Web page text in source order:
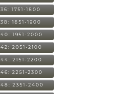
36: 1751-1800
38: 1851-1900
40: 1951-2000
42: 2051-2100
44: 2151-2200
46: 2251-2300
48: 2351-2400